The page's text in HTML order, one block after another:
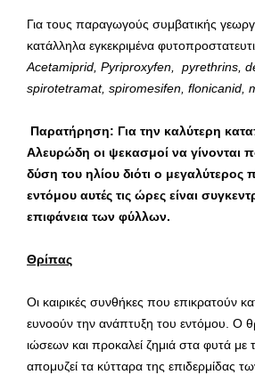
Για τους παραγωγούς συμβατικής
κατάλληλα εγκεκριμένα
Acetamiprid, Pyriproxyfen, pyrethrins,
spirotetramat, spiromesifen, flonicanid,
Παρατήρηση: Για την καλύτερη
Αλευρώδη οι ψεκασμοί να γίνονται
δύση του ηλίου διότι ο μεγαλύτερος
εντόμου αυτές τις ώρες είναι
επιφάνεια των φύλλων.
Θρίπας
Οι καιρικές συνθήκες που επικρατούν
ευνοούν την ανάπτυξη του εντόμου. Ο
ιώσεων και προκαλεί ζημιά στα φυτά με
απομυζεί τα κύτταρα της επιδερμίδας